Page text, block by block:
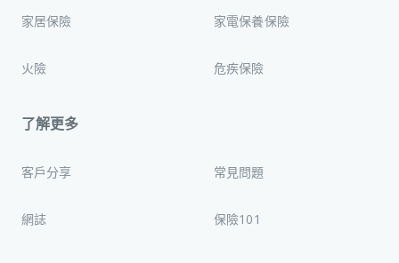
家居保險 家電保養保險
火險 危疾保險
了解更多
客戶分享 常見問題
網誌 保險101